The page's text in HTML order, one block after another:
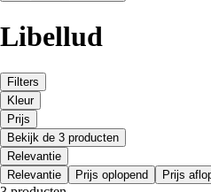
Libellud
Filters
Kleur
Prijs
Bekijk de 3 producten
Relevantie
Relevantie
Prijs oplopend Prijs